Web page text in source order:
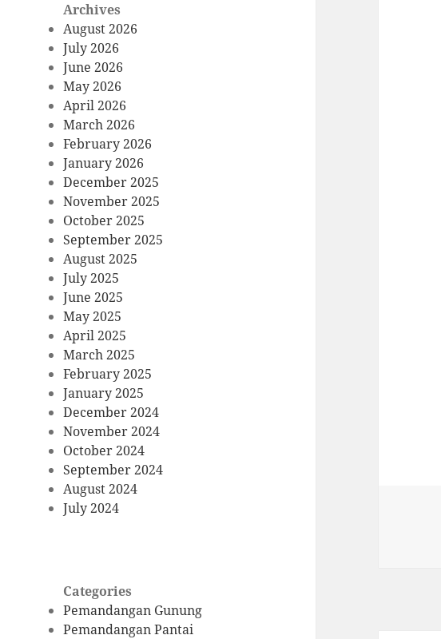
Archives
August 2026
July 2026
June 2026
May 2026
April 2026
March 2026
February 2026
January 2026
December 2025
November 2025
October 2025
September 2025
August 2025
July 2025
June 2025
May 2025
April 2025
March 2025
February 2025
January 2025
December 2024
November 2024
October 2024
September 2024
August 2024
July 2024
Categories
Pemandangan Gunung
Pemandangan Pantai